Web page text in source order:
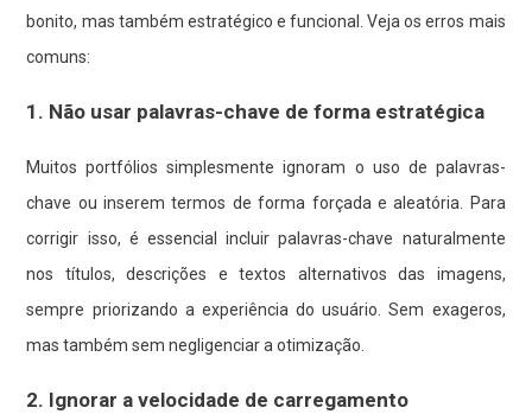
bonito, mas também estratégico e funcional. Veja os erros mais
comuns:
1. Não usar palavras-chave de forma estratégica
Muitos portfólios simplesmente ignoram o uso de palavras-
chave ou inserem termos de forma forçada e aleatória. Para
corrigir isso, é essencial incluir palavras-chave naturalmente
nos títulos, descrições e textos alternativos das imagens,
sempre priorizando a experiência do usuário. Sem exageros,
mas também sem negligenciar a otimização.
2. Ignorar a velocidade de carregamento